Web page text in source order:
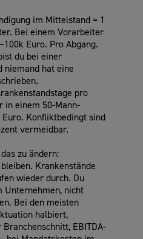
im Mittelstand = 1
Bei einem Vorarbeiter
Euro. Pro Abgang.
du bei einer
hat eine
pro
in einem 50-Mann-
Konfliktbedingt sind
vermeidbar.
zu ändern:
Krankenstände
wieder durch. Du
Unternehmen, nicht
Bei den meisten
halbiert,
EBITDA-